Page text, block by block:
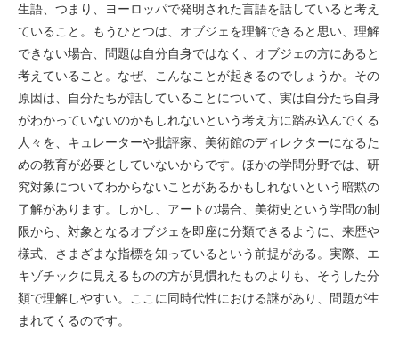
生語、つまり、ヨーロッパで発明された言語を話していると考え
ていること。もうひとつは、オブジェを理解できると思い、理解
できない場合、問題は自分自身ではなく、オブジェの方にあると
考えていること。なぜ、こんなことが起きるのでしょうか。その
原因は、自分たちが話していることについて、実は自分たち自身
がわかっていないのかもしれないという考え方に踏み込んでくる
人々を、キュレーターや批評家、美術館のディレクターになるた
めの教育が必要としていないからです。ほかの学問分野では、研
究対象についてわからないことがあるかもしれないという暗黙の
了解があります。しかし、アートの場合、美術史という学問の制
限から、対象となるオブジェを即座に分類できるように、来歴や
様式、さまざまな指標を知っているという前提がある。実際、エ
キゾチックに見えるものの方が見慣れたものよりも、そうした分
類で理解しやすい。ここに同時代性における謎があり、問題が生
まれてくるのです。